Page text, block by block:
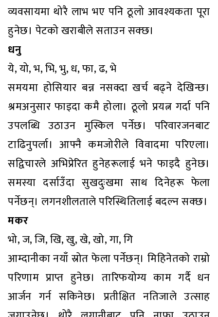
व्यवसायमा थोरै लाभ भए पनि ठूलो आवश्यकता पूरा
हुनेछ। पेटको खराबीले सताउन सक्छ।
धनु
ये, यो, भ, भि, भु, ध, फा, ढ, भे
समयमा होसियार बन्न नसक्दा खर्च बढ्ने देखिन्छ।
श्रमअनुसार फाइदा कमै होला। ठूलो प्रयत्न गर्दा पनि
उपलब्धि उठाउन मुस्किल पर्नेछ। परिवारजनबाट
टाढिनुपर्ला। आफ्नै कमजोरीले विवादमा परिएला।
सद्विचारले अभिप्रेरित हुनेहरूलाई भने फाइदै हुनेछ।
समस्या दर्साउँदा सुखदुःखमा साथ दिनेहरू फेला
पर्नेछन्। लगनशीलताले परिस्थितिलाई बदल्न सक्छ।
मकर
भो, ज, जि, खि, खु, खे, खो, गा, गि
आम्दानीका नयाँ स्रोत फेला पर्नेछन्। मिहिनेतको राम्रो
परिणाम प्राप्त हुनेछ। तारिफयोग्य काम गर्दै धन
आर्जन गर्न सकिनेछ। प्रतीक्षित नतिजाले उत्साह